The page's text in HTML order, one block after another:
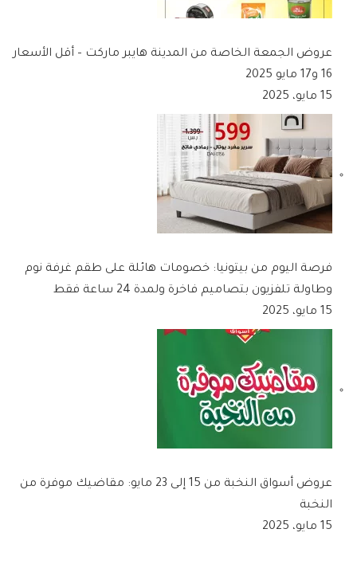
عروض الجمعة الخاصة من المدينة هايبر ماركت – أقل الأسعار
16 و17 مايو 2025
15 مايو، 2025
فرصة اليوم من بيتونيا: خصومات هائلة على طقم غرفة نوم
وطاولة تلفزيون بتصاميم فاخرة ولمدة 24 ساعة فقط
15 مايو، 2025
عروض أسواق النخبة من 15 إلى 23 مايو: مقاضيك موفرة من
النخبة
15 مايو، 2025